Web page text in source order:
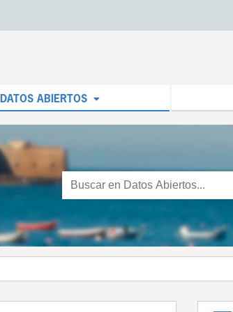
DATOS ABIERTOS